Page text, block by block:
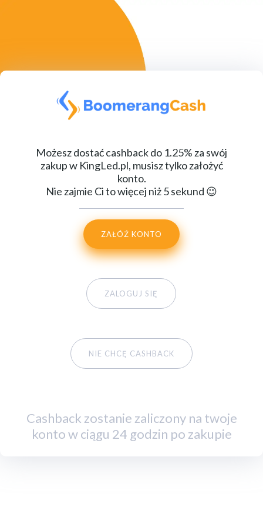
Możesz dostać cashback do 1.25% za swój
zakup w KingLed.pl, musisz tylko założyć
konto.
Nie zajmie Ci to więcej niż 5 sekund 😉
ZAŁÓŹ KONTO
ZALOGUJ SIĘ
NIE CHCĘ CASHBACK
Cashback zostanie zaliczony na twoje
konto w ciągu 24 godzin po zakupie